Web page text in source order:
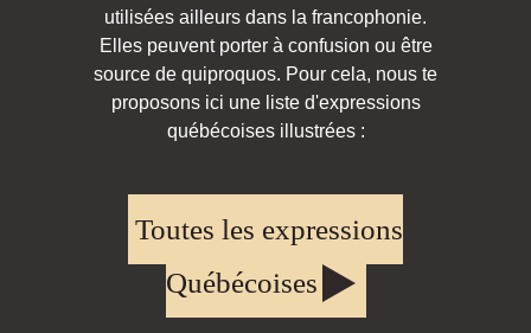
utilisées ailleurs dans la francophonie.
Elles peuvent porter à confusion ou être
source de quiproquos. Pour cela, nous te
proposons ici une liste d'expressions
québécoises illustrées :
Toutes les expressions
Québécoises